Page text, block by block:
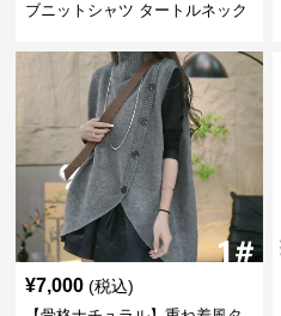
ブニットシャツ タートルネック
¥7,000 (税込)